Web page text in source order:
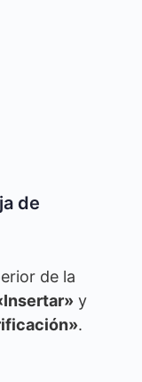
de
de la
y
.